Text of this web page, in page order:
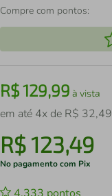
Compre com pontos:
R$129,99 à vista
em até 4x de R$ 32,49
R$123,49
No pagamento com Pix